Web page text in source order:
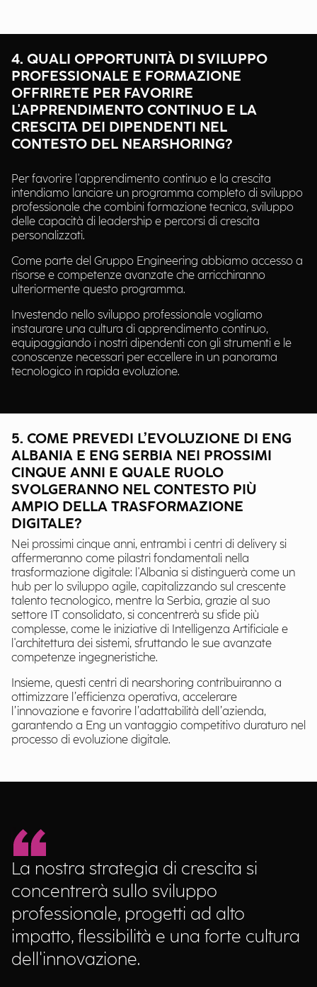
4. QUALI OPPORTUNITÀ DI SVILUPPO
PROFESSIONALE E FORMAZIONE
OFFRIRETE PER FAVORIRE
L'APPRENDIMENTO CONTINUO E LA
CRESCITA DEI DIPENDENTI NEL
CONTESTO DEL NEARSHORING?
Per favorire l'apprendimento continuo e la crescita
intendiamo lanciare un programma completo di sviluppo
professionale che combini formazione tecnica, sviluppo
delle capacità di leadership e percorsi di crescita
personalizzati.
Come parte del Gruppo Engineering abbiamo accesso a
risorse e competenze avanzate che arricchiranno
ulteriormente questo programma.
Investendo nello sviluppo professionale vogliamo
instaurare una cultura di apprendimento continuo,
equipaggiando i nostri dipendenti con gli strumenti e le
conoscenze necessari per eccellere in un panorama
tecnologico in rapida evoluzione.
5. COME PREVEDI L’EVOLUZIONE DI ENG
ALBANIA E ENG SERBIA NEI PROSSIMI
CINQUE ANNI E QUALE RUOLO
SVOLGERANNO NEL CONTESTO PIÙ
AMPIO DELLA TRASFORMAZIONE
DIGITALE?
Nei prossimi cinque anni, entrambi i centri di delivery si
affermeranno come pilastri fondamentali nella
trasformazione digitale: l'Albania si distinguerà come un
hub per lo sviluppo agile, capitalizzando sul crescente
talento tecnologico, mentre la Serbia, grazie al suo
settore IT consolidato, si concentrerà su sfide più
complesse, come le iniziative di Intelligenza Artificiale e
l'architettura dei sistemi, sfruttando le sue avanzate
competenze ingegneristiche.
Insieme, questi centri di nearshoring contribuiranno a
ottimizzare l’efficienza operativa, accelerare
l’innovazione e favorire l’adattabilità dell’azienda,
garantendo a Eng un vantaggio competitivo duraturo nel
processo di evoluzione digitale.
La nostra strategia di crescita si
concentrerà sullo sviluppo
professionale, progetti ad alto
impatto, flessibilità e una forte cultura
dell'innovazione.